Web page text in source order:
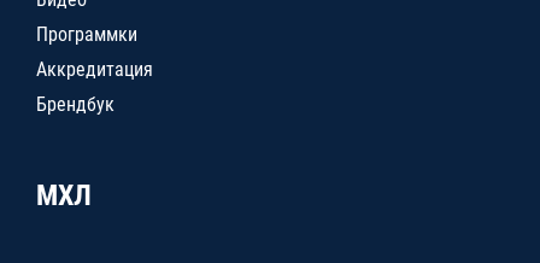
Программки
Аккредитация
Брендбук
МХЛ